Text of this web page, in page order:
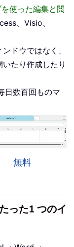
使った編集と閲
、Visio、
ドウではなく、
たり作成したり
日数百回ものマ
無料
った1 つのイ